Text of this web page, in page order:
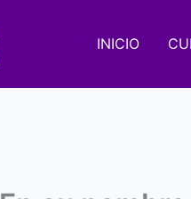
INICIO